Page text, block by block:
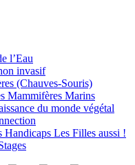
l’Eau
invasif
(Chauves-Souris)
Mammifères Marins
du monde végétal
Handicaps Les Filles aussi !